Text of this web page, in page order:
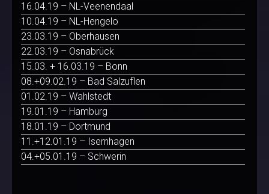
16.04.19 – NL-Veenendaal
10.04.19 – NL-Hengelo
23.03.19 – Oberhausen
22.03.19 – Osnabrück
15.03. + 16.03.19 – Bonn
08.+09.02.19 – Bad Salzuflen
01.02.19 – Wahlstedt
19.01.19 – Hamburg
18.01.19 – Dortmund
11.+12.01.19 – Isernhagen
04.+05.01.19 – Schwerin